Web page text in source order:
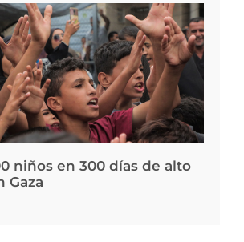
niños en 300 días de alto
Gaza